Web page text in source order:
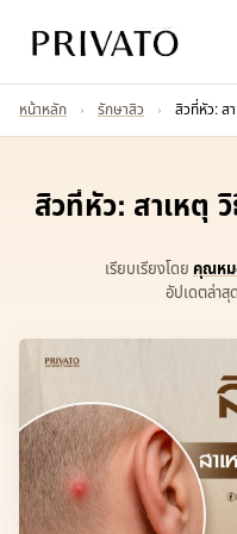
หน้าหลัก › รักษาสิว › สิวที่หัว: ส
สิวที่หัว: สาเหตุ
เรียบเรียงโดยคุณห
อัปเดตล่า